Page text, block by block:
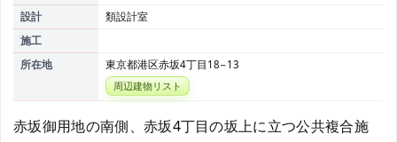
設計
類設計室
施工
所在地
東京都港区赤坂4丁目18−13
周辺建物リスト
赤坂御用地の南側、赤坂4丁目の坂上に立つ公共複合施